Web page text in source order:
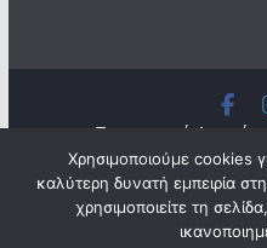
Πνευματικά
Δευτεροβάθμιας
δικαιώματα
Θέμα:
ColorMagαπό
Χρησιμοποιούμε cookies
καλύτερη δυνατή εμπειρία
χρησιμοποιείτε τη